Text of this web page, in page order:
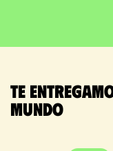
Te
mundo